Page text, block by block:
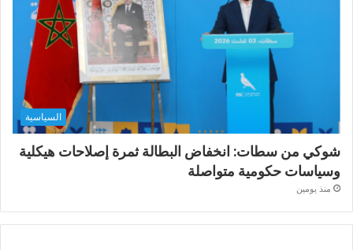
السياسية
شوكي من سطات: انخفاض البطالة ثمرة إصلاحات هيكلية
وسياسات حكومية متواصلة
منذ يومين